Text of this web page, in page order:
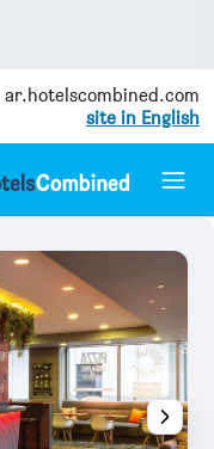
ar.hotelscombined.com
site in English